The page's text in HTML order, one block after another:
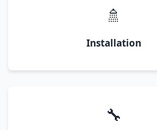
🚿
Installation
🔧